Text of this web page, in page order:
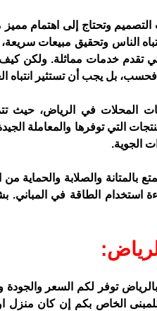
الناس وتحقيق مبيعات
بل يجب أن تستثير انتباه
التي توفرها والمعاملة
الجوية.
الخاص بكم إن كان منزل